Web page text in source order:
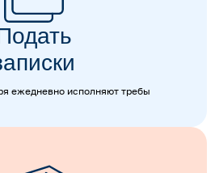
ежедневно исполняют требы